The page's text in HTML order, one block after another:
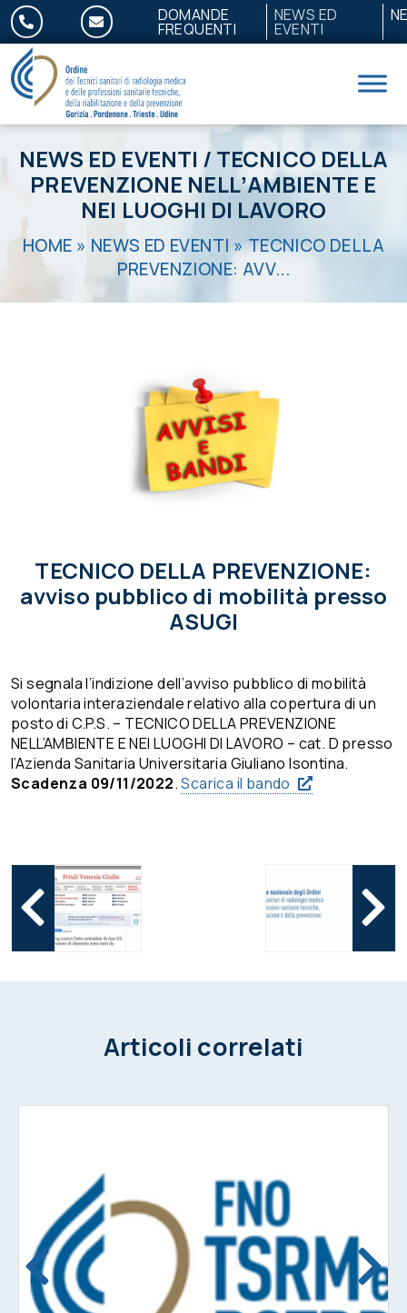
Salta al contenuto DOMANDE
FREQUENTI
NEWS ED
EVENTI
NEWS ED EVENTI / TECNICO DELLA
PREVENZIONE NELLʼAMBIENTE E
NEI LUOGHI DI LAVORO
HOME » NEWS ED EVENTI »TECNICO DELLA
PREVENZIONE: AVV...
TECNICO DELLA PREVENZIONE:
avviso pubblico di mobilità presso
ASUGI
Si segnala l’indizione dell’avviso pubblico di mobilità
volontaria interaziendale relativo alla copertura di un
posto di C.P.S. – TECNICO DELLA PREVENZIONE
NELL’AMBIENTE E NEI LUOGHI DI LAVORO – cat. D presso
l’Azienda Sanitaria Universitaria Giuliano Isontina.
Scadenza 09/11/2022.Scarica il bando
Articoli correlati